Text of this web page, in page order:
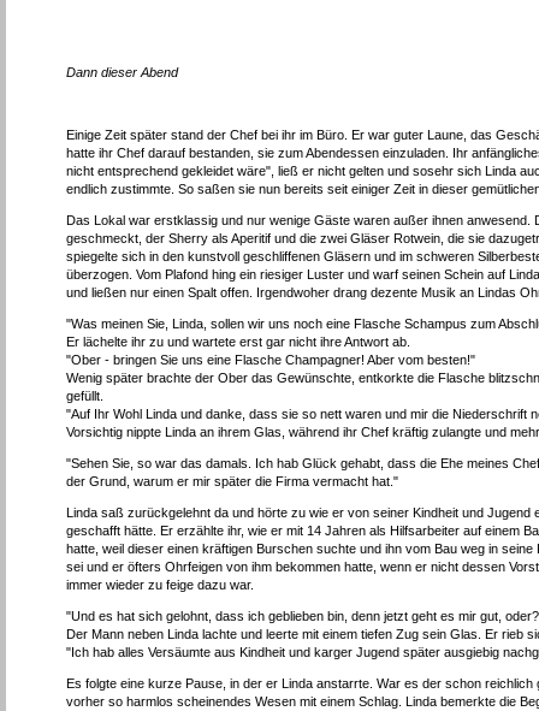
Dann dieser Abend
Einige Zeit später stand der Chef bei ihr im Büro. Er war guter Laune, das
hatte ihr Chef darauf bestanden, sie zum Abendessen einzuladen. Ihr
nicht entsprechend gekleidet wäre", ließ er nicht gelten und sosehr sich Linda
endlich zustimmte. So saßen sie nun bereits seit einiger Zeit in dieser
Das Lokal war erstklassig und nur wenige Gäste waren außer ihnen
geschmeckt, der Sherry als Aperitif und die zwei Gläser Rotwein, die sie
spiegelte sich in den kunstvoll geschliffenen Gläsern und im schweren
überzogen. Vom Plafond hing ein riesiger Luster und warf seinen Schein auf
und ließen nur einen Spalt offen. Irgendwoher drang dezente Musik an Lindas
"Was meinen Sie, Linda, sollen wir uns noch eine Flasche Schampus zum
Er lächelte ihr zu und wartete erst gar nicht ihre Antwort ab.
"Ober - bringen Sie uns eine Flasche Champagner! Aber vom besten!"
Wenig später brachte der Ober das Gewünschte, entkorkte die Flasche
gefüllt.
"Auf Ihr Wohl Linda und danke, dass sie so nett waren und mir die Niederschrift
Vorsichtig nippte Linda an ihrem Glas, während ihr Chef kräftig zulangte und
"Sehen Sie, so war das damals. Ich hab Glück gehabt, dass die Ehe meines
der Grund, warum er mir später die Firma vermacht hat."
Linda saß zurückgelehnt da und hörte zu wie er von seiner Kindheit und
geschafft hätte. Er erzählte ihr, wie er mit 14 Jahren als Hilfsarbeiter auf einem
hatte, weil dieser einen kräftigen Burschen suchte und ihn vom Bau weg in
sei und er öfters Ohrfeigen von ihm bekommen hatte, wenn er nicht dessen
immer wieder zu feige dazu war.
"Und es hat sich gelohnt, dass ich geblieben bin, denn jetzt geht es mir gut,
Der Mann neben Linda lachte und leerte mit einem tiefen Zug sein Glas. Er rieb
"Ich hab alles Versäumte aus Kindheit und karger Jugend später ausgiebig
Es folgte eine kurze Pause, in der er Linda anstarrte. War es der schon
vorher so harmlos scheinendes Wesen mit einem Schlag. Linda bemerkte die